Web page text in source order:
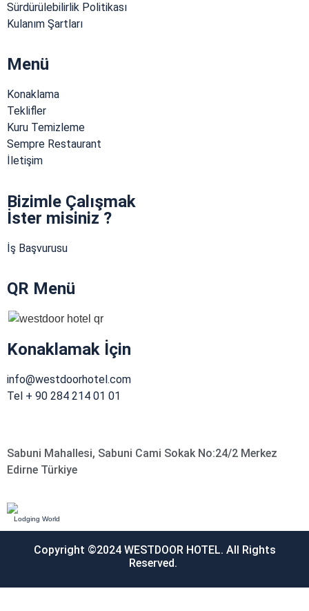
Sürdürülebilirlik Politikası
Kulanım Şartları
Menü
Konaklama
Teklifler
Kuru Temizleme
Sempre Restaurant
İletişim
Bizimle Çalışmak
İster misiniz ?
İş Başvurusu
QR Menü
Konaklamak İçin
info@westdoorhotel.com
Tel + 90 284 214 01 01
Sabuni Mahallesi, Sabuni Cami Sokak No:24/2 Merkez
Edirne Türkiye
Lodging World
Copyright ©2024 WESTDOOR HOTEL. All Rights
Reserved.